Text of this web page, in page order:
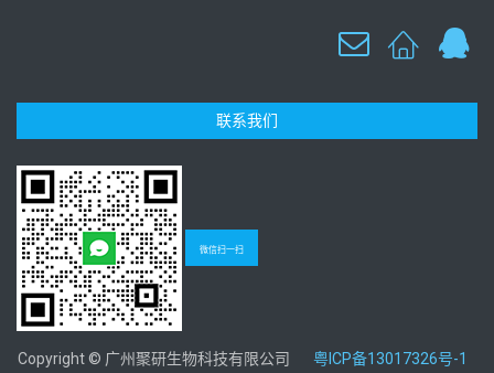
联系我们
微信扫一扫
Copyright © 广州聚研生物科技有限公司 粤ICP备13017326号-1